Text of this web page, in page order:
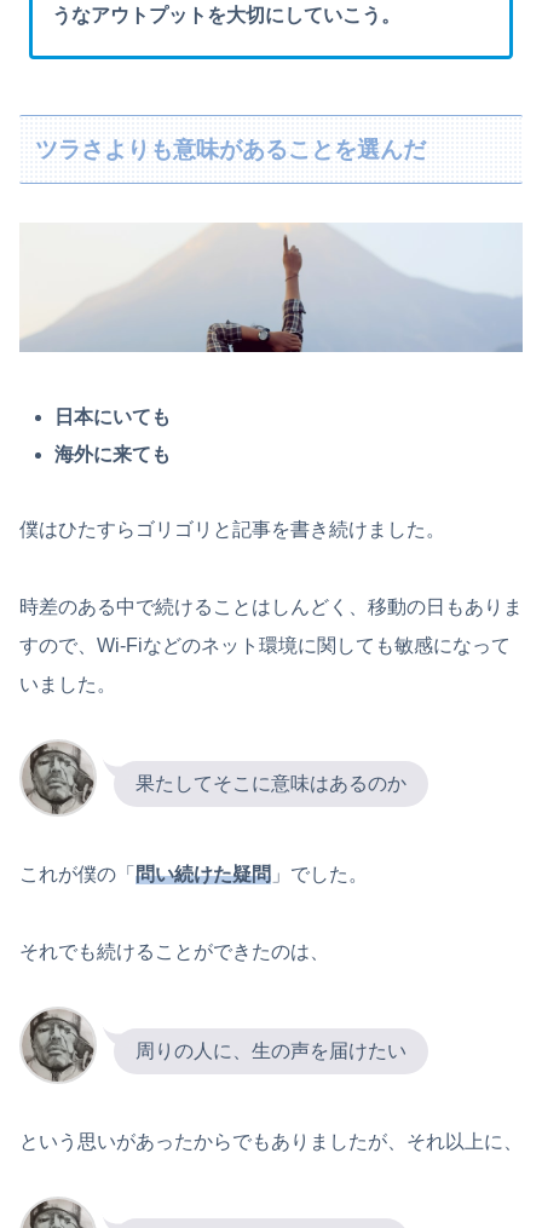
うなアウトプットを大切にしていこう。
ツラさよりも意味があることを選んだ
日本にいても
海外に来ても
僕はひたすらゴリゴリと記事を書き続けました。
時差のある中で続けることはしんどく、移動の日もありま
すので、Wi-Fiなどのネット環境に関しても敏感になって
いました。
果たしてそこに意味はあるのか
これが僕の「 問い続けた疑問 」でした。
それでも続けることができたのは、
周りの人に、生の声を届けたい
という思いがあったからでもありましたが、それ以上に、